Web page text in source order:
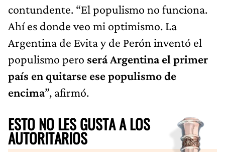
contundente. “El populismo no funciona.
Ahí es donde veo mi optimismo. La
Argentina de Evita y de Perón inventó el
populismo pero será Argentina el primer
país en quitarse ese populismo de
encima”, afirmó.
ESTO NO LES GUSTA A LOS
AUTORITARIOS